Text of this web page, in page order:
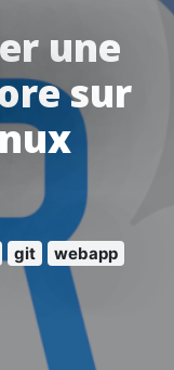
une
sur
git
webapp